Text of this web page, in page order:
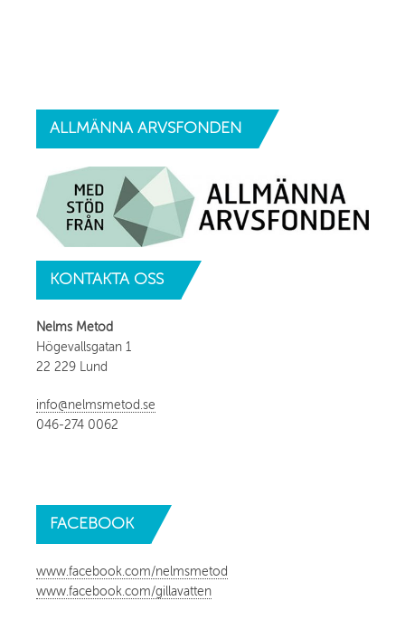
ALLMÄNNA ARVSFONDEN
KONTAKTAOSS
Nelms Metod
Högevallsgatan 1
22 229 Lund
info@nelmsmetod.se
046-274 0062
FACEBOOK
www.facebook.com/nelmsmetod
www.facebook.com/gillavatten